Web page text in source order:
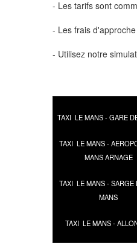
- Les tarifs sont
- Les frais
- Utilisez notre
TAXI LE MANS - GARE
TAXI LE MANS -
MANS ARNAGE
TAXI LE MANS - SARGE
MANS
TAXI LE MANS -